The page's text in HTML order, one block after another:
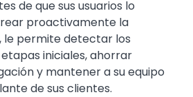
de que sus usuarios lo
proactivamente la
le permite detectar los
iniciales, ahorrar
y mantener a su equipo
de sus clientes.